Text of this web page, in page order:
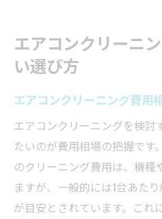
エアコンクリーニ
い選び方
エアコンクリーニング費用
エアコンクリーニングを検討
たいのが費用相場の把握です
のクリーニング費用は、機種
ますが、一般的には1台あた
が目安とされています。これ